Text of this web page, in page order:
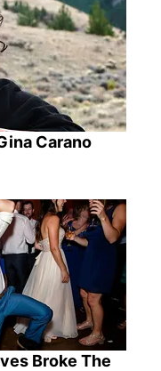
Carano
Broke The